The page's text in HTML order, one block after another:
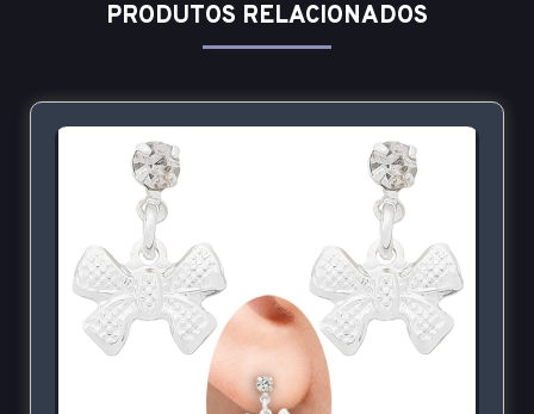
PRODUTOS RELACIONADOS